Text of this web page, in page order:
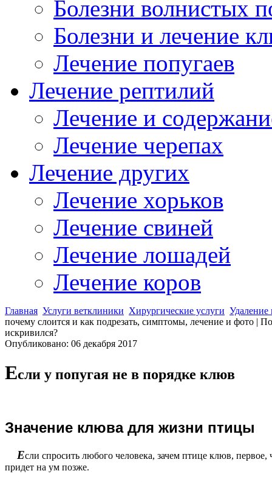
Болезни волнистых
Болезни и лечение
Лечение попугаев
Лечение рептилий
Лечение и
Лечение черепах
Лечение других
Лечение хорьков
Лечение свиней
Лечение лошадей
Лечение коров
Главная Услуги ветклиники Хирургические услуги Удаление
почему слоится и как подрезать, симптомы, лечение и фото |
искривился?
Опубликовано: 06 декабря 2017
Если у попугая не в порядке клюв
Значение клюва для жизни птицы
Если спросить любого человека, зачем птице клюв,
придет на ум позже.